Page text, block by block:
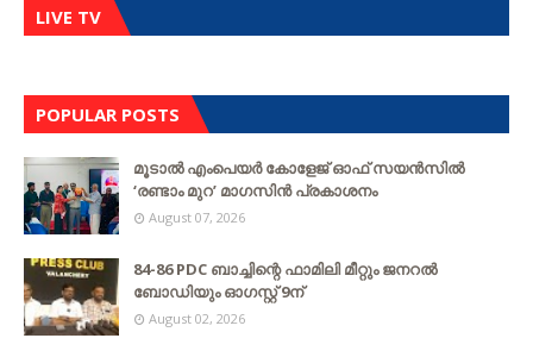
LIVE TV
POPULAR POSTS
മൂടാൽ എംപെയർ കോളേജ് ഓഫ് സയൻസിൽ
‘രണ്ടാം മുറ’ മാഗസിൻ പ്രകാശനം
August 07, 2026
84-86 PDC ബാച്ചിന്റെ ഫാമിലി മീറ്റും ജനറൽ
ബോഡിയും ഓഗസ്റ്റ് 9ന്
August 02, 2026